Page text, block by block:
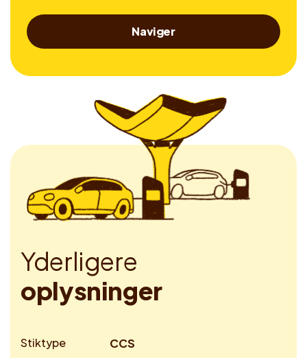
Naviger
Yderligere
oplysninger
Stiktype CCS